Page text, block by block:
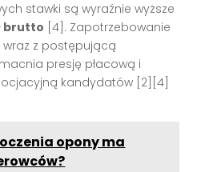
stawki są wyraźnie wyższe
brutto [4]. Zapotrzebowanie
z postępującą
presję płacową i
kandydatów [2][4]
opony ma